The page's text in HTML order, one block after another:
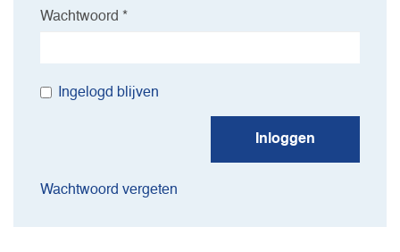
Wachtwoord *
Ingelogd blijven
Inloggen
Wachtwoord vergeten